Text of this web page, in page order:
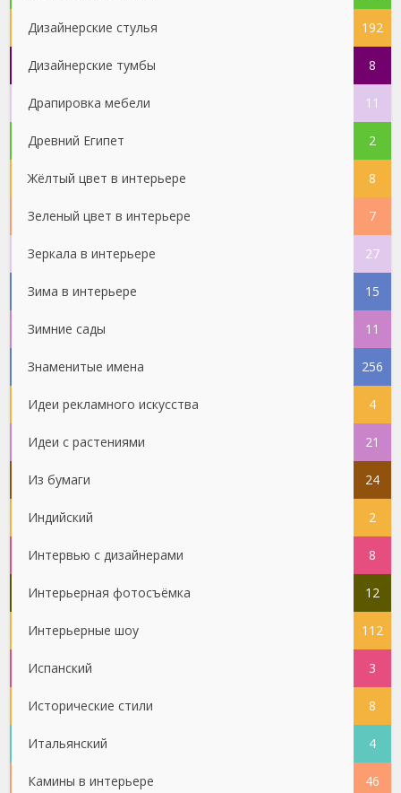
Дизайнерские стулья 192
Дизайнерские тумбы 8
Драпировка мебели 11
Древний Египет 2
Жёлтый цвет в интерьере 8
Зеленый цвет в интерьере 7
Зеркала в интерьере 27
Зима в интерьере 15
Зимние сады 11
Знаменитые имена 256
Идеи рекламного искусства 4
Идеи с растениями 21
Из бумаги 24
Индийский 2
Интервью с дизайнерами 8
Интерьерная фотосъёмка 12
Интерьерные шоу 112
Испанский 3
Исторические стили 8
Итальянский 4
Камины в интерьере 46